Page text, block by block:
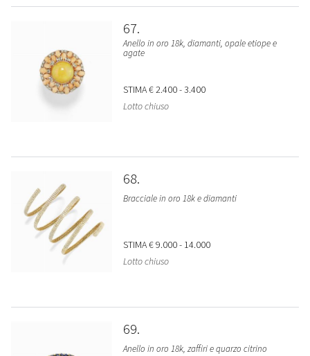
67
Anello in oro 18k, diamanti, opale etiope e
agate
STIMA€ 2.400 - 3.400
Lotto chiuso
68
Bracciale in oro 18k e diamanti
STIMA€ 9.000 - 14.000
Lotto chiuso
69
Anello in oro 18k, zaffiri e quarzo citrino